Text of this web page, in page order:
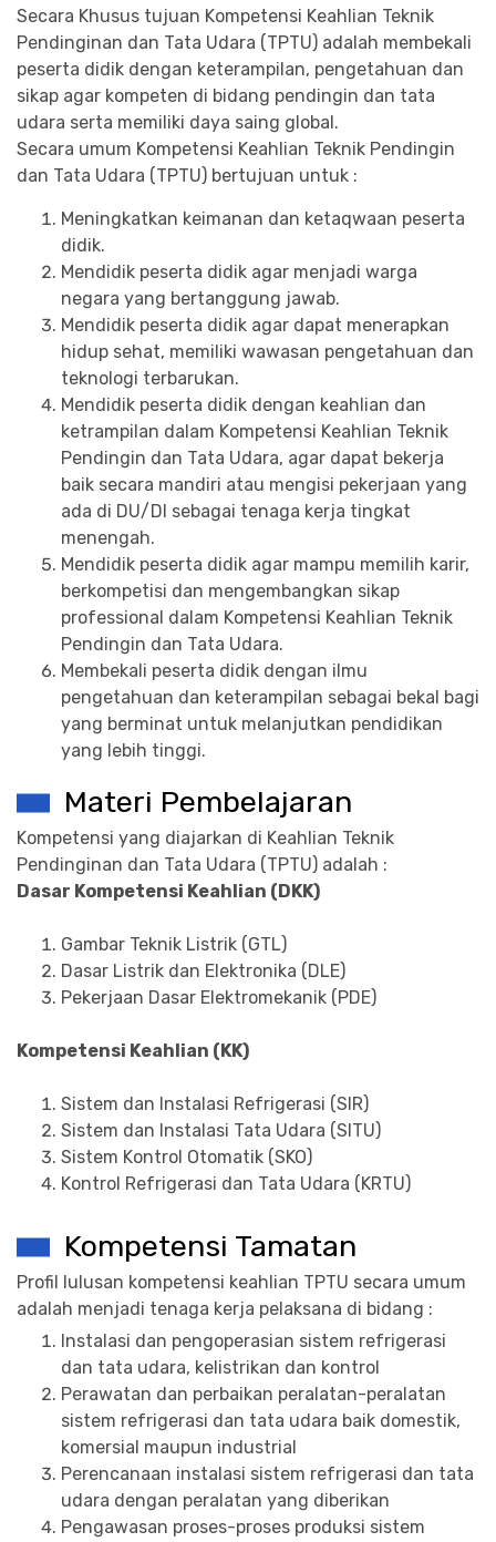
Secara Khusus tujuan Kompetensi Keahlian Teknik
Pendinginan dan Tata Udara (TPTU) adalah membekali
peserta didik dengan keterampilan, pengetahuan dan
sikap agar kompeten di bidang pendingin dan tata
udara serta memiliki daya saing global.
Secara umum Kompetensi Keahlian Teknik Pendingin
dan Tata Udara (TPTU) bertujuan untuk :
Meningkatkan keimanan dan ketaqwaan peserta
didik.
Mendidik peserta didik agar menjadi warga
negara yang bertanggung jawab.
Mendidik peserta didik agar dapat menerapkan
hidup sehat, memiliki wawasan pengetahuan dan
teknologi terbarukan.
Mendidik peserta didik dengan keahlian dan
ketrampilan dalam Kompetensi Keahlian Teknik
Pendingin dan Tata Udara, agar dapat bekerja
baik secara mandiri atau mengisi pekerjaan yang
ada di DU/DI sebagai tenaga kerja tingkat
menengah.
Mendidik peserta didik agar mampu memilih karir,
berkompetisi dan mengembangkan sikap
professional dalam Kompetensi Keahlian Teknik
Pendingin dan Tata Udara.
Membekali peserta didik dengan ilmu
pengetahuan dan keterampilan sebagai bekal bagi
yang berminat untuk melanjutkan pendidikan
yang lebih tinggi.
Materi Pembelajaran
Kompetensi yang diajarkan di Keahlian Teknik
Pendinginan dan Tata Udara (TPTU) adalah :
Dasar Kompetensi Keahlian (DKK)
Gambar Teknik Listrik (GTL)
Dasar Listrik dan Elektronika (DLE)
Pekerjaan Dasar Elektromekanik (PDE)
Kompetensi Keahlian (KK)
Sistem dan Instalasi Refrigerasi (SIR)
Sistem dan Instalasi Tata Udara (SITU)
Sistem Kontrol Otomatik (SKO)
Kontrol Refrigerasi dan Tata Udara (KRTU)
Kompetensi Tamatan
Profil lulusan kompetensi keahlian TPTU secara umum
adalah menjadi tenaga kerja pelaksana di bidang :
Instalasi dan pengoperasian sistem refrigerasi
dan tata udara, kelistrikan dan kontrol
Perawatan dan perbaikan peralatan-peralatan
sistem refrigerasi dan tata udara baik domestik,
komersial maupun industrial
Perencanaan instalasi sistem refrigerasi dan tata
udara dengan peralatan yang diberikan
Pengawasan proses-proses produksi sistem